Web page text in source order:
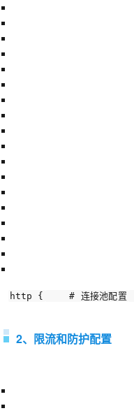
http { # 连接池配置
2、限流和防护配置